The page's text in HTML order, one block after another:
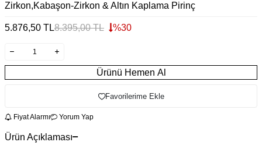
Zirkon,Kabaşon-Zirkon & Altın Kaplama Pirinç
5.876,50 TL8.395,00TL %30
Ürünü Hemen Al
Favorilerime Ekle
Fiyat Alarmı Yorum Yap
Ürün Açıklaması